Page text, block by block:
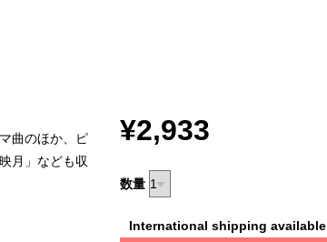
曲のほか、ピ
月」なども収
¥2,933
数量
International shipping available